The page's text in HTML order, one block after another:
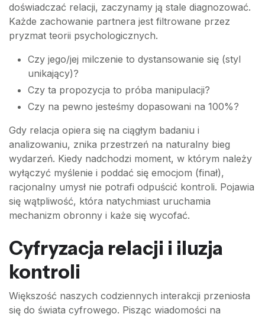
doświadczać relacji, zaczynamy ją stale diagnozować.
Każde zachowanie partnera jest filtrowane przez
pryzmat teorii psychologicznych.
Czy jego/jej milczenie to dystansowanie się (styl
unikający)?
Czy ta propozycja to próba manipulacji?
Czy na pewno jesteśmy dopasowani na 100%?
Gdy relacja opiera się na ciągłym badaniu i
analizowaniu, znika przestrzeń na naturalny bieg
wydarzeń. Kiedy nadchodzi moment, w którym należy
wyłączyć myślenie i poddać się emocjom (finał),
racjonalny umysł nie potrafi odpuścić kontroli. Pojawia
się wątpliwość, która natychmiast uruchamia
mechanizm obronny i każe się wycofać.
Cyfryzacja relacji i iluzja
kontroli
Większość naszych codziennych interakcji przeniosła
się do świata cyfrowego. Pisząc wiadomości na